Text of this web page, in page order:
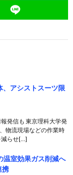
、アシストスーツ限
発信も 東京理科大学発
物流現場などの作業時
減らせ[…]
温室効果ガス削減へ
携